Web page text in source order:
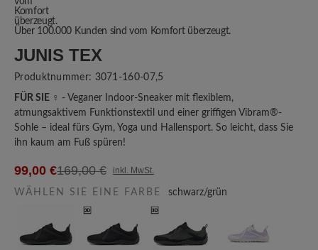
Über 100.000 Kunden sind vom Komfort überzeugt.
JUNIS TEX
Produktnummer: 3071-160-07,5
FÜR SIE ♀ - Veganer Indoor-Sneaker mit flexiblem,
atmungsaktivem Funktionstextil und einer griffigen Vibram®-
Sohle – ideal fürs Gym, Yoga und Hallensport. So leicht, dass Sie
ihn kaum am Fuß spüren!
99,00 €169,00 € inkl. MwSt.
WÄHLEN SIE EINE FARBE schwarz/grün